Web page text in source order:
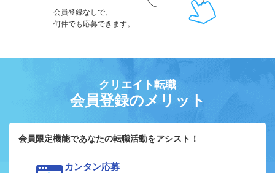
会員登録なしで、
何件でも応募できます。
クリエイト転職
会員登録のメリット
会員限定機能であなたの転職活動をアシスト！
カンタン応募